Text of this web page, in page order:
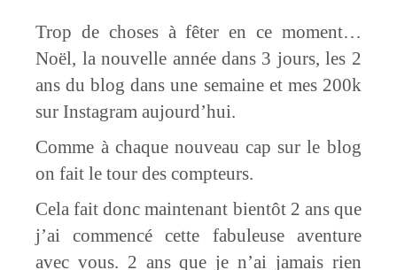
Trop de choses à fêter en ce moment…
Noël, la nouvelle année dans 3 jours, les 2
ans du blog dans une semaine et mes 200k
sur Instagram aujourd’hui.
Comme à chaque nouveau cap sur le blog
on fait le tour des compteurs.
Cela fait donc maintenant bientôt 2 ans que
j’ai commencé cette fabuleuse aventure
avec vous. 2 ans que je n’ai jamais rien